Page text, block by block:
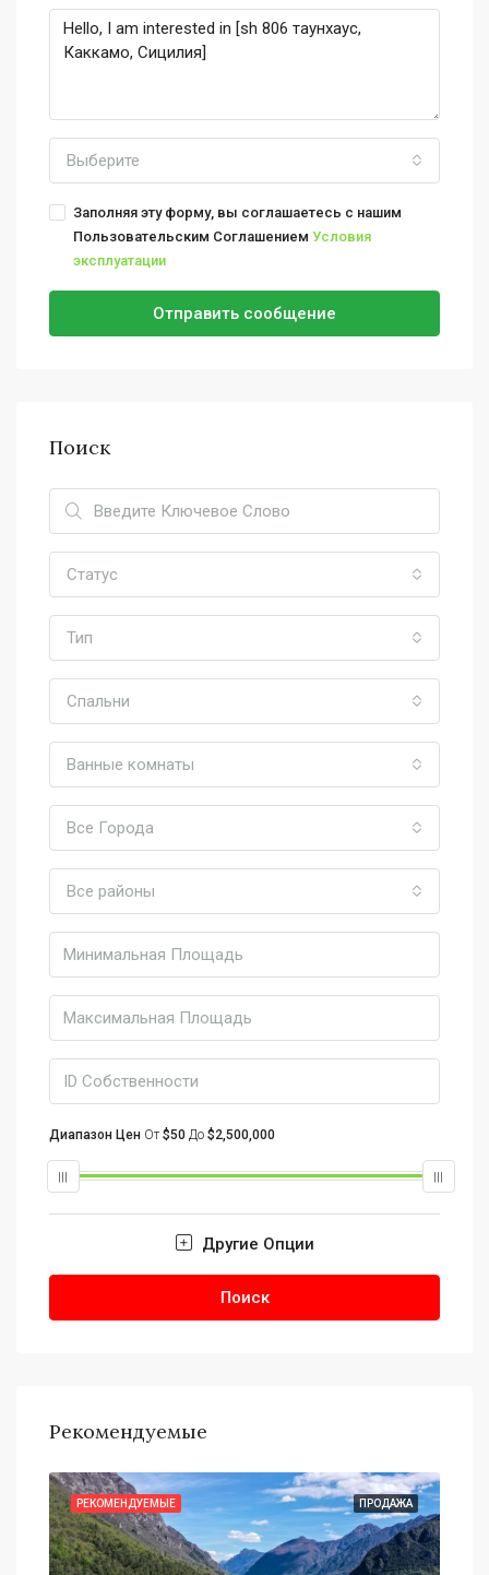
Выберите
Заполняя эту форму, вы соглашаетесь с нашим
Пользовательским Соглашением Условия
эксплуатации
Отправить сообщение
Поиск
Статус
Тип
Спальни
Ванные комнаты
Все Города
Все районы
Диапазон Цен От$50 До $2,500,000
Другие Опции
Поиск
Рекомендуемые
ПРОДАЖА
РЕКОМЕНДУЕМЫЕ